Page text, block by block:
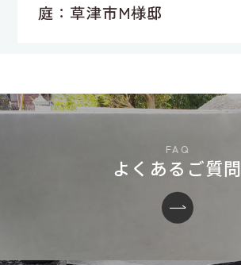
庭：草津市M様邸
よくあるご質問